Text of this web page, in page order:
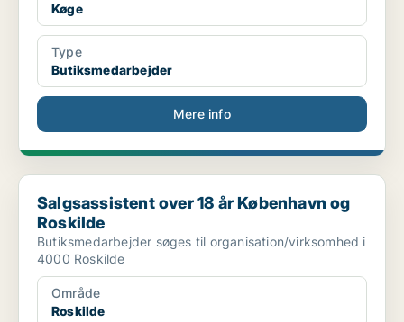
Køge
Type
Butiksmedarbejder
Mere info
Salgsassistent over 18 år København og Roskilde
Salgsassistent over 18 år København og
Roskilde
Butiksmedarbejder søges til organisation/virksomhed i
4000 Roskilde
Område
Roskilde